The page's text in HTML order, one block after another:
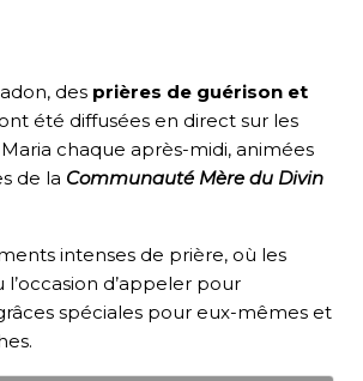
des prières de guérison et
ont été diffusées en direct sur les
chaque après-midi, animées
de la Communauté Mère du Divin
intenses de prière, où les
d’appeler pour
spéciales pour eux-mêmes et